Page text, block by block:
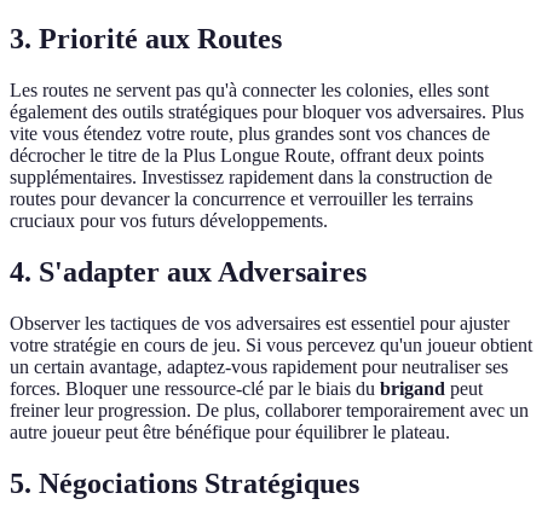
3. Priorité aux Routes
Les routes ne servent pas qu'à connecter les colonies, elles sont
également des outils stratégiques pour bloquer vos adversaires. Plus
vite vous étendez votre route, plus grandes sont vos chances de
décrocher le titre de la Plus Longue Route, offrant deux points
supplémentaires. Investissez rapidement dans la construction de
routes pour devancer la concurrence et verrouiller les terrains
cruciaux pour vos futurs développements.
4. S'adapter aux Adversaires
Observer les tactiques de vos adversaires est essentiel pour ajuster
votre stratégie en cours de jeu. Si vous percevez qu'un joueur obtient
un certain avantage, adaptez-vous rapidement pour neutraliser ses
forces. Bloquer une ressource-clé par le biais du brigand peut
freiner leur progression. De plus, collaborer temporairement avec un
autre joueur peut être bénéfique pour équilibrer le plateau.
5. Négociations Stratégiques